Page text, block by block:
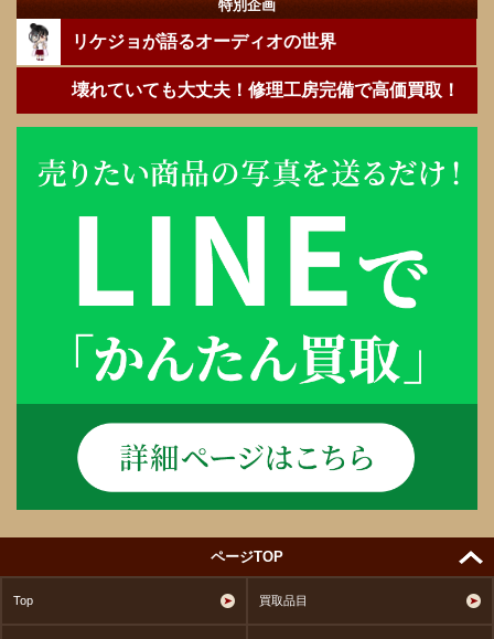
特別企画
リケジョが語るオーディオの世界
壊れていても大丈夫！修理工房完備で高価買取！
ページTOP
Top 買取品目